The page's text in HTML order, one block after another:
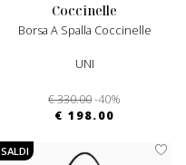
coccinelle
Borsa A Spalla Coccinelle
UNI
€ 330.00-40%
€ 198.00
SALDI